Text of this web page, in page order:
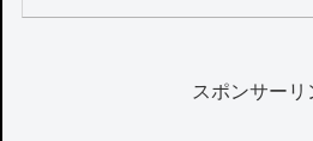
スポンサーリ